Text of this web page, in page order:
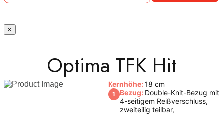
×
Optima TFK Hit
Kernhöhe:18 cm
1 Bezug: Double-Knit-Bezug mit
4-seitigem Reißverschluss,
zweiteilig teilbar,